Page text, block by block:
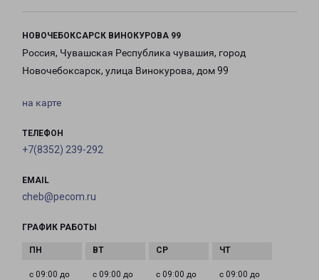
НОВОЧЕБОКСАРСК ВИНОКУРОВА 99
Россия, Чувашская Республика чувашия, город
Новочебоксарск, улица Винокурова, дом 99
на карте
ТЕЛЕФОН
+7(8352) 239-292
EMAIL
cheb@pecom.ru
ГРАФИК РАБОТЫ
с 09:00 до с 09:00 до с 09:00 до с 09:00 до